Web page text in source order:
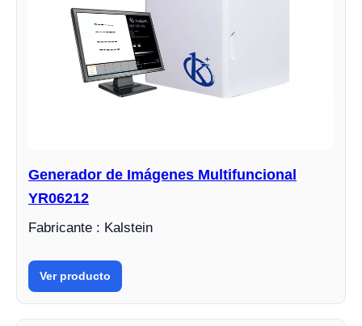
Generador de Imágenes Multifuncional
YR06212
Fabricante : Kalstein
Ver producto